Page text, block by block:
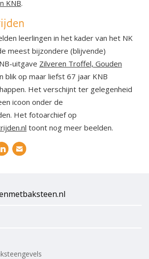
KNB.
leerlingen in het kader van het NK
meest bijzondere (blijvende)
uitgave Zilveren Troffel, Gouden
blik op maar liefst 67 jaar KNB
Het verschijnt ter gelegenheid
icoon onder de
Het fotoarchief op
toont nog meer beelden.